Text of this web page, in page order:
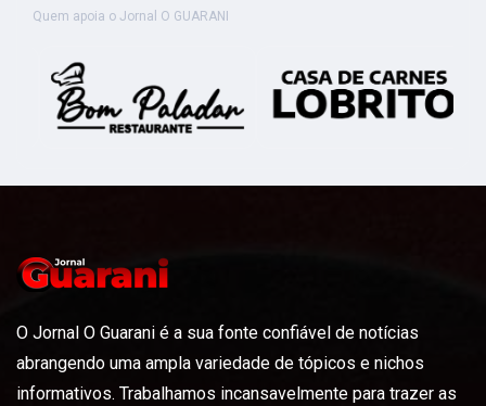
Quem apoia o Jornal O GUARANI
O Jornal O Guarani é a sua fonte confiável de notícias
abrangendo uma ampla variedade de tópicos e nichos
informativos. Trabalhamos incansavelmente para trazer as